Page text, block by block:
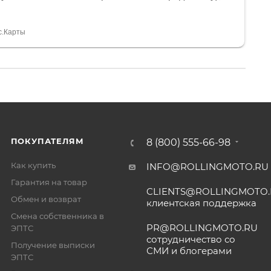
всегда на связи, очень детально всё
ПОКУПАТЕЛЯМ
Как купить
Гарантия на товар
Обмен и возврат
Смена собственника в
ЭПТС
Получение выписки
ЭПТС
8 (800) 555-66-98
INFO@ROLLINGMOTO.RU
клиентская поддержка
PR@ROLLINGMOTO.RU
сотрудничество со
СМИ и блогерами